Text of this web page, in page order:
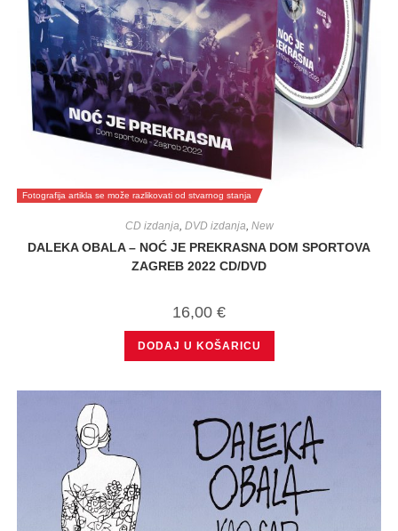
Fotografija artikla se može razlikovati od stvarnog stanja
CD izdanja, DVD izdanja, New
DALEKA OBALA – NOĆ JE PREKRASNA DOM SPORTOVA
ZAGREB 2022 CD/DVD
16,00 €
DODAJ U KOŠARICU